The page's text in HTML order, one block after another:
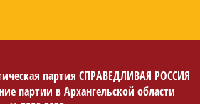
партия СПРАВЕДЛИВАЯ РОССИЯ
партии в Архангельской области